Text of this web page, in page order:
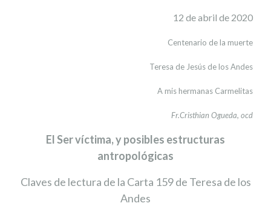
12 de abril de 2020
Centenario de la muerte
Teresa de Jesús de los Andes
A mis hermanas Carmelitas
Fr.Cristhian Ogueda, ocd
El Ser víctima, y posibles estructuras
antropológicas
Claves de lectura de la Carta 159 de Teresa de los
Andes